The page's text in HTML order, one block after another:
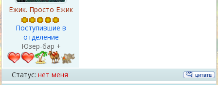
Ёжик. Просто Ёжик
Поступившие в
отделение
Юзер-бар +
Статус: нет меня